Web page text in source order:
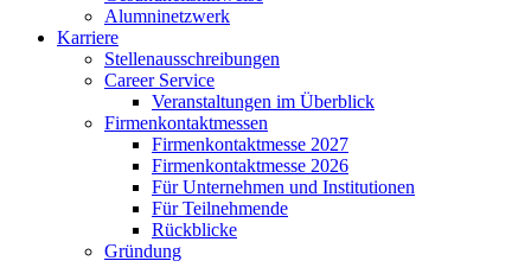
Alumninetzwerk
Karriere
Stellenausschreibungen
Career Service
Veranstaltungen im Überblick
Firmenkontaktmessen
Firmenkontaktmesse 2027
Firmenkontaktmesse 2026
Für Unternehmen und Institutionen
Für Teilnehmende
Rückblicke
Gründung